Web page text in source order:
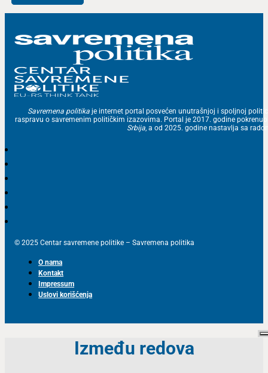
Savremena politika je internet portal posvećen unutrašnjoj i spoljnoj
raspravu o savremenim političkim izazovima. Portal je 2017. godine
Srbija , a od 2025. godine nastavlja sa
© 2025 Centar savremene politike – Savremena politika
O nama
Kontakt
Impressum
Uslovi korišćenja
Između redova